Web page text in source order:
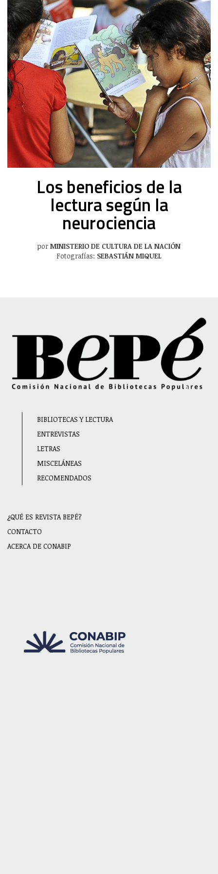
-
2023
Los beneficios de la
lectura según la
neurociencia
por MINISTERIO DE CULTURA DE LA NACIÓN
Fotografías: SEBASTIÁN MIQUEL
Main
navigation
BIBLIOTECAS Y LECTURA
ENTREVISTAS
LETRAS
MISCELÁNEAS
RECOMENDADOS
Menu
secundario
¿QUÉ ES REVISTA BEPÉ?
CONTACTO
ACERCA DE CONABIP